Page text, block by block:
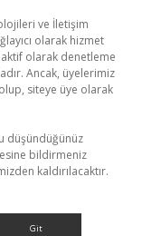
ve İletişim
olarak hizmet
olarak denetleme
Ancak, üyelerimiz
siteye üye olarak
düşündüğünüz
bildirmeniz
kaldırılacaktır.